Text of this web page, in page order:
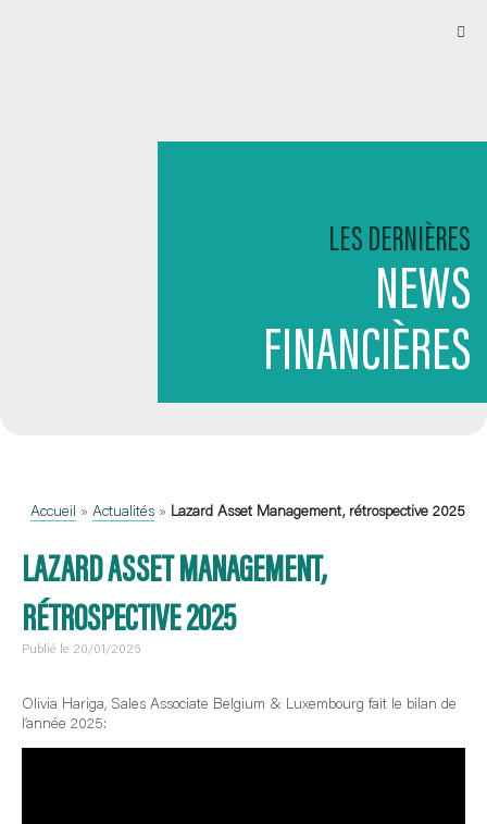
LES DERNIÈRES
NEWS
FINANCIÈRES
Accueil » Actualités » Lazard Asset Management, rétrospective 2025
LAZARD ASSET MANAGEMENT,
RÉTROSPECTIVE 2025
Publié le 20/01/2026
Olivia Hariga, Sales Associate Belgium & Luxembourg fait le bilan de
l’année 2025: